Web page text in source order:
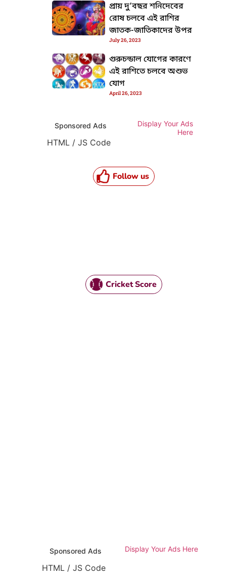
প্রায় দু’বছর শনিদেবের
রোষ চলবে এই রাশির
জাতক-জাতিকাদের উপর
July 26, 2023
গুরুচন্ডাল যোগের কারণে
এই রাশিতে চলবে অশুভ
যোগ
April 26, 2023
Sponsored Ads
Display Your Ads
Here
HTML / JS Code
Follow us
Cricket Score
Sponsored Ads Display Your Ads Here
HTML / JS Code